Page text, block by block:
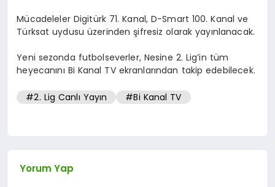
Mücadeleler Digitürk 71. Kanal, D-Smart 100. Kanal ve
Türksat uydusu üzerinden şifresiz olarak yayınlanacak.
Yeni sezonda futbolseverler, Nesine 2. Lig’in tüm
heyecanını Bi Kanal TV ekranlarından takip edebilecek.
#2. Lig Canlı Yayın #Bi Kanal TV
Yorum Yap